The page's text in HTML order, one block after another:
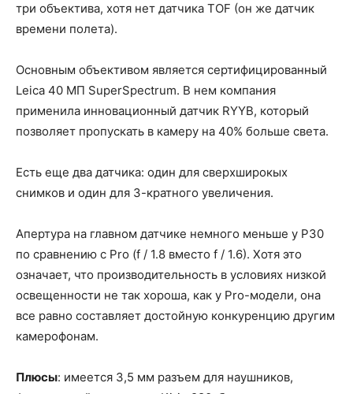
три объектива, хотя нет датчика TOF (он же датчик
времени полета).
Основным объективом является сертифицированный
Leica 40 МП SuperSpectrum. В нем компания
применила инновационный датчик RYYB, который
позволяет пропускать в камеру на 40% больше света.
Есть еще два датчика: один для сверхширокых
снимков и один для 3-кратного увеличения.
Апертура на главном датчике немного меньше у P30
по сравнению с Pro (f / 1.8 вместо f / 1.6). Хотя это
означает, что производительность в условиях низкой
освещенности не так хороша, как у Pro-модели, она
все равно составляет достойную конкуренцию другим
камерофонам.
Плюсы: имеется 3,5 мм разъем для наушников,